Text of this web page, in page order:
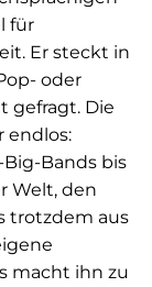
für
Er steckt in
oder
gefragt. Die
endlos:
Bands bis
Welt, den
trotzdem aus
macht ihn zu